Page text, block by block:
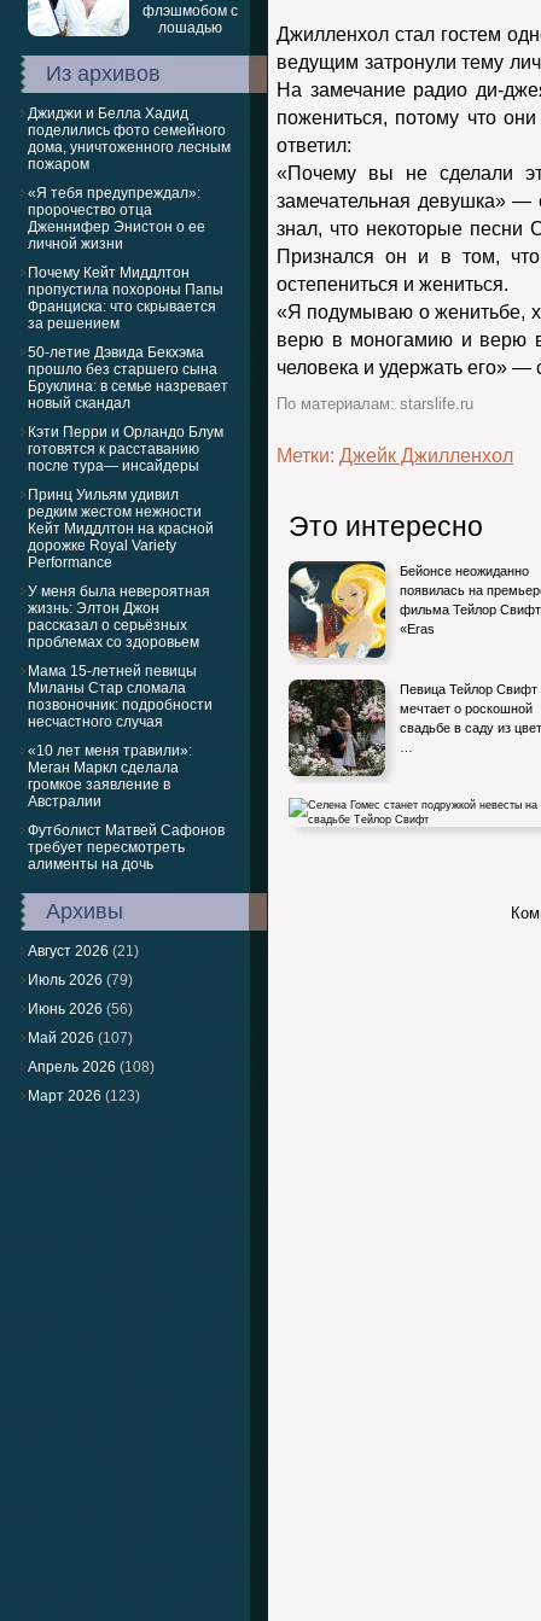
Из архивов
Джиджи и Белла Хадид
поделились фото семейного
дома, уничтоженного лесным
пожаром
«Я тебя предупреждал»:
пророчество отца
Дженнифер Энистон о ее
личной жизни
Почему Кейт Миддлтон
пропустила похороны Папы
Франциска: что скрывается
за решением
50-летие Дэвида Бекхэма
прошло без старшего сына
Бруклина: в семье назревает
новый скандал
Кэти Перри и Орландо Блум
готовятся к расставанию
после тура— инсайдеры
Принц Уильям удивил
редким жестом нежности
Кейт Миддлтон на красной
дорожке Royal Variety
Performance
У меня была невероятная
жизнь: Элтон Джон
рассказал о серьёзных
проблемах со здоровьем
Мама 15-летней певицы
Миланы Стар сломала
позвоночник: подробности
несчастного случая
«10 лет меня травили»:
Меган Маркл сделала
громкое заявление в
Австралии
Футболист Матвей Сафонов
требует пересмотреть
алименты на дочь
Архивы
Август 2026 (21)
Июль 2026 (79)
Июнь 2026 (56)
Май 2026 (107)
Апрель 2026 (108)
Март 2026 (123)
Джилленхол стал гостем
ведущим затронули тему
На замечание радио ди-
пожениться, потому что
ответил:
«Почему вы не сделали
замечательная девушка» —
знал, что некоторые
Признался он и в том,
остепениться и жениться.
«Я подумываю о женитьбе,
верю в моногамию и верю в
человека и удержать его» —
По материалам: starslife.ru
Метки: Джейк Джилленхол
Это интересно
Бейонсе неожиданно
появилась на
фильма Тейлор Свифт
«Eras
Певица Тейлор Свифт
мечтает о роскошной
свадьбе в саду из
Селена Гомес станет подружкой